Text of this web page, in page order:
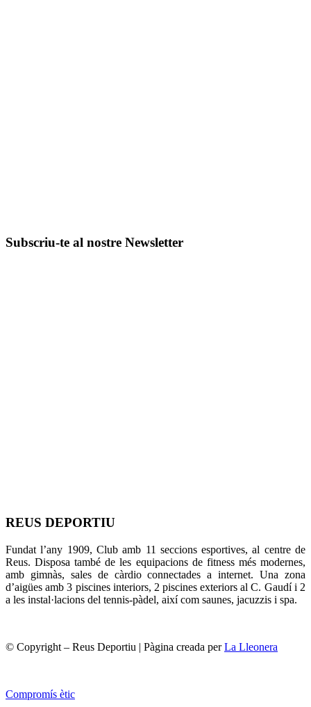
Subscriu-te al nostre Newsletter
REUS DEPORTIU
Fundat l’any 1909, Club amb 11 seccions esportives, al centre de
Reus. Disposa també de les equipacions de fitness més modernes,
amb gimnàs, sales de càrdio connectades a internet. Una zona
d’aigües amb 3 piscines interiors, 2 piscines exteriors al C. Gaudí i 2
a les instal·lacions del tennis-pàdel, així com saunes, jacuzzis i spa.
© Copyright – Reus Deportiu | Pàgina creada perLa Lleonera
Compromís ètic